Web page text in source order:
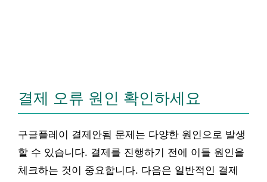
결제 오류 원인 확인하세요
구글플레이 결제안됨 문제는 다양한 원인으로 발생
할 수 있습니다. 결제를 진행하기 전에 이들 원인을
체크하는 것이 중요합니다. 다음은 일반적인 결제